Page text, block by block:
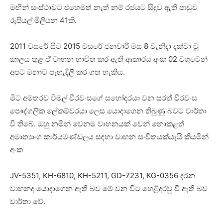
මඟින් සංස්ථාවට එහෙමත් නැත් නම් රජයට සිදුව ඇති පාඩුව
රුපියල් මිලියන 41කි.
2011 වසරේ සිට 2015 වසරේ ජනවාරි මස 8 වැනිදා දක්වා වූ
කාලය තුළ ඒ වාහන භාවිත කර ඇති ආකාරය අංක 02 වගුවෙන්
අපට මනාව පැහැදිලි කර ගත හැකිය.
මීට අමතරව විමල් වීරවංසගේ සහෝදරයා වන සරත් වීරවංස
පෞද්ගලික ලේකම්වරයා ලෙස යොදාගෙන තිබුණු බවට වාර්තා
වී තිබේ. ඔහු නමින් වෙනම වාහනයක් වෙන් නොකළත්
අමාත්‍යාංශ කාර්යමණ්ඩලය සඳහා වාහන සංචිතයක්යැයි කියමින්
අංක
JV-5351, KH-6810, KH-5211, GD-7231, KG-0356 දරන
වාහනද යොදාගෙන ඇති බව මේ වන විට හෙළිදරවු වී ඇති බව
වාර්තා වේ.